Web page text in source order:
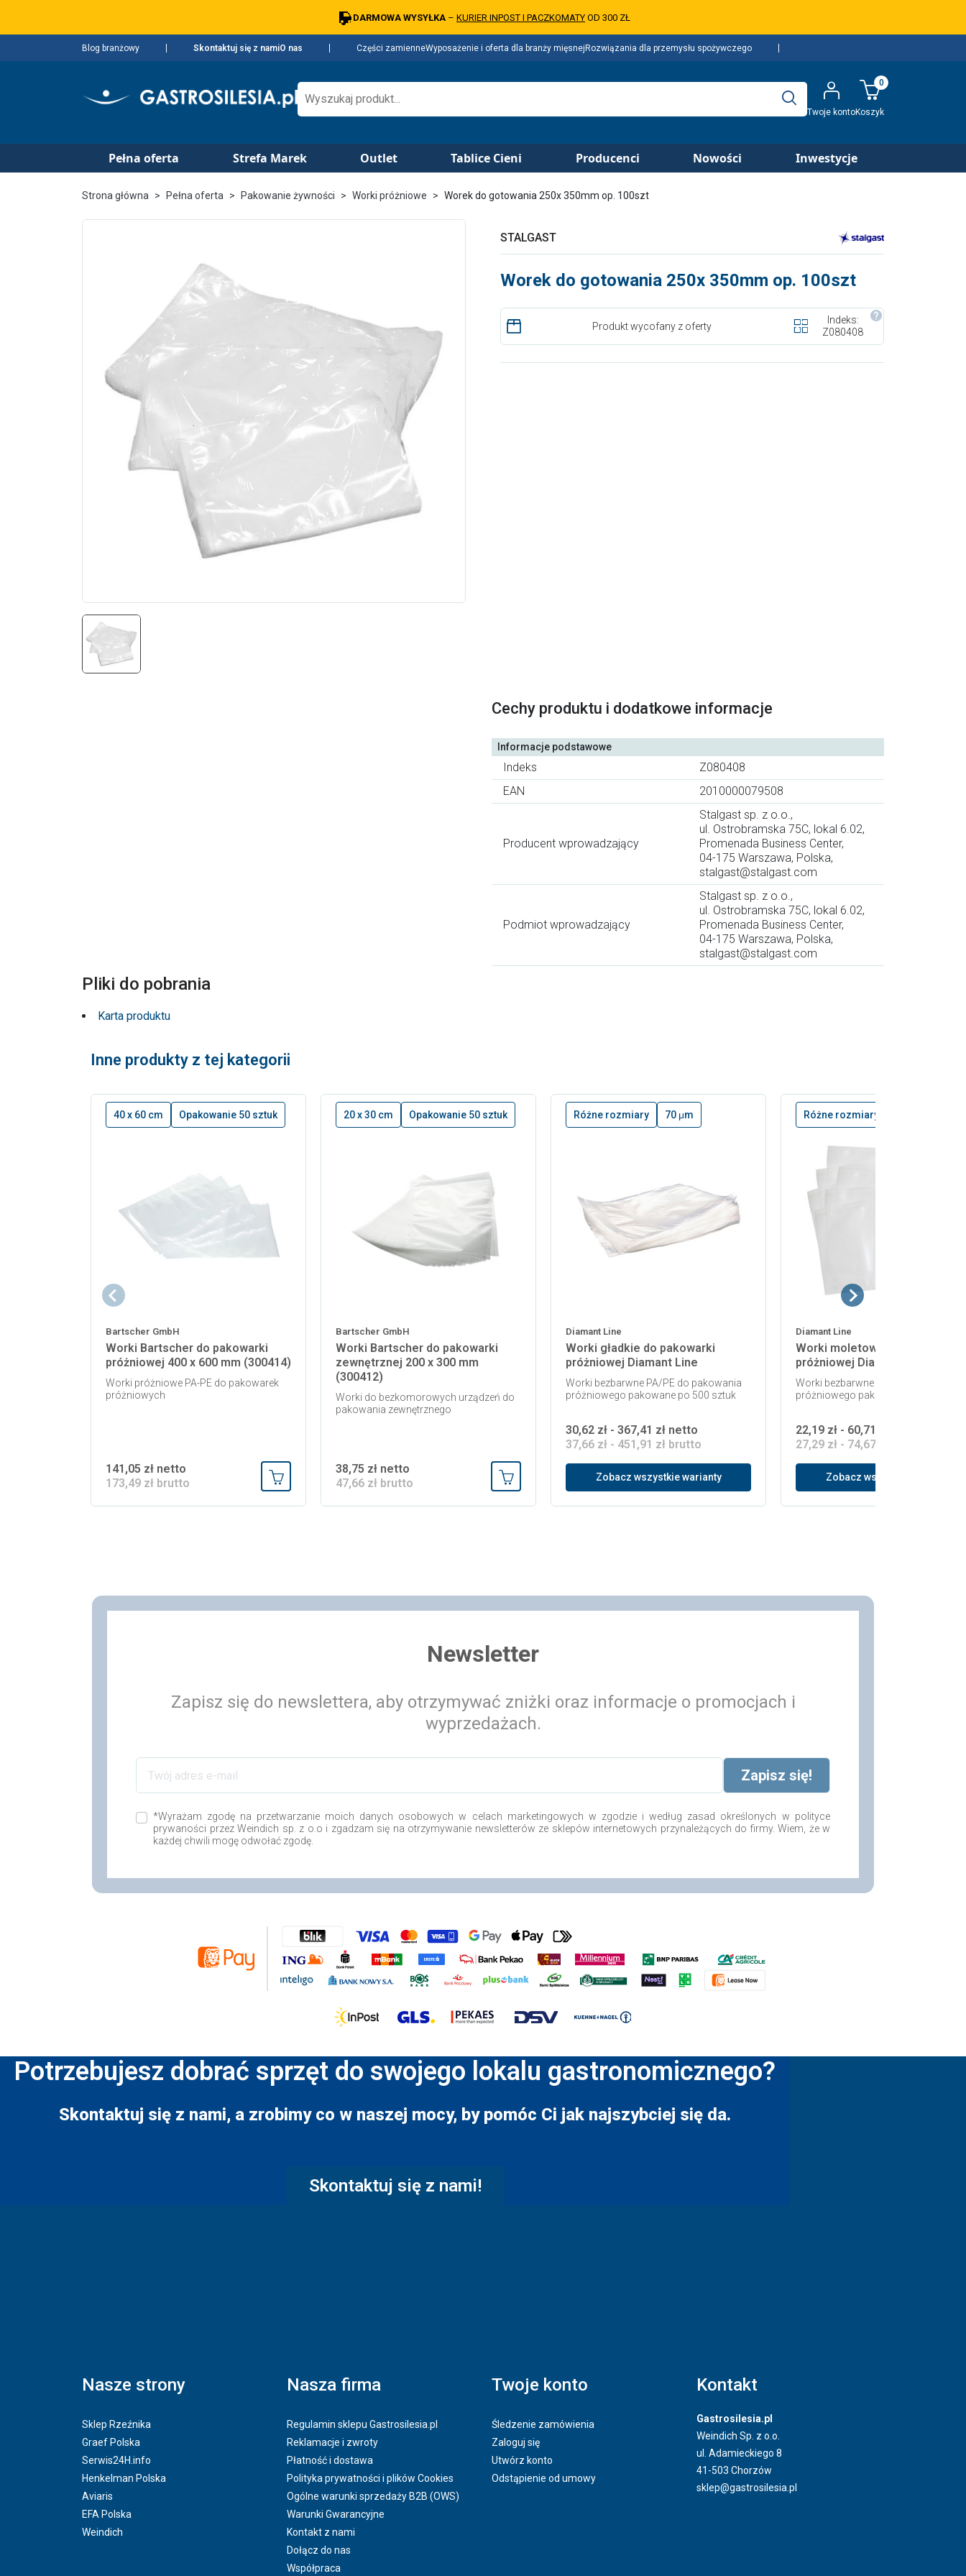
DARMOWA WYSYŁKA – KURIER INPOST I PACZKOMATY OD 300 ZŁ
Blog branżowy Skontaktuj się z namiO nas Części zamienneWyposażenie i oferta dla branży mięsnejRozwiązania dla przemysłu spożywczego
Twoje kontoKoszyk
0
Pełna oferta Strefa Marek Outlet Tablice Cieni Producenci Nowości Inwestycje
Strona główna Pełna oferta Pakowanie żywności Worki próżniowe Worek do gotowania 250x 350mm op. 100szt
STALGAST
Worek do gotowania 250x 350mm op. 100szt
Produkt wycofany z oferty
Indeks:
Z080408
Cechy produktu i dodatkowe informacje
Informacje podstawowe
Indeks
Z080408
EAN
2010000079508
Producent wprowadzający
Stalgast sp. z o.o.,
ul. Ostrobramska 75C, lokal 6.02,
Promenada Business Center,
04-175 Warszawa, Polska,
stalgast@stalgast.com
Podmiot wprowadzający
Stalgast sp. z o.o.,
ul. Ostrobramska 75C, lokal 6.02,
Promenada Business Center,
04-175 Warszawa, Polska,
stalgast@stalgast.com
Pliki do pobrania
Karta produktu
Inne produkty z tej kategorii
40 x 60 cm Opakowanie 50 sztuk
Bartscher GmbH
Worki Bartscher do pakowarki
próżniowej 400 x 600 mm (300414)
Worki próżniowe PA-PE do pakowarek
próżniowych
141,05 zł netto
173,49 zł brutto
20 x 30 cm Opakowanie 50 sztuk
Bartscher GmbH
Worki Bartscher do pakowarki
zewnętrznej 200 x 300 mm
(300412)
Worki do bezkomorowych urządzeń do
pakowania zewnętrznego
38,75 zł netto
47,66 zł brutto
Różne rozmiary 70 μm
Diamant Line
Worki gładkie do pakowarki
próżniowej Diamant Line
Worki bezbarwne PA/PE do pakowania
próżniowego pakowane po 500 sztuk
30,62 zł - 367,41 zł netto
37,66 zł - 451,91 zł brutto
Zobacz wszystkie warianty
Różne rozmiary
Diamant Line
Worki moletowane do
próżniowej Diamant Line
Worki bezbarwne PA/PE do
próżniowego pakowane po 50 sztuk
22,19 zł - 60,71 zł netto
27,29 zł - 74,67 zł brutto
Zobacz wszystkie warianty
Newsletter
Zapisz się do newslettera, aby otrzymywać zniżki oraz informacje o promocjach i
wyprzedażach.
*Wyrażam zgodę na przetwarzanie moich danych osobowych w celach marketingowych w zgodzie i według zasad określonych w polityce
prywaności przez Weindich sp. z o.o i zgadzam się na otrzymywanie newsletterów ze sklepów internetowych przynależących do firmy. Wiem, że w
każdej chwili mogę odwołać zgodę.
Potrzebujesz dobrać sprzęt do swojego lokalu gastronomicznego?
Skontaktuj się z nami, a zrobimy co w naszej mocy, by pomóc Ci jak najszybciej się da.
Skontaktuj się z nami!
Nasze strony
Sklep Rzeźnika
Graef Polska
Serwis24H.info
Henkelman Polska
Aviaris
EFA Polska
Weindich
Nasza firma
Regulamin sklepu Gastrosilesia.pl
Reklamacje i zwroty
Płatność i dostawa
Polityka prywatności i plików Cookies
Ogólne warunki sprzedaży B2B (OWS)
Warunki Gwarancyjne
Kontakt z nami
Dołącz do nas
Współpraca
Twoje konto
Śledzenie zamówienia
Zaloguj się
Utwórz konto
Odstąpienie od umowy
Kontakt
Gastrosilesia.pl
Weindich Sp. z o.o.
ul. Adamieckiego 8
41-503 Chorzów
sklep@gastrosilesia.pl